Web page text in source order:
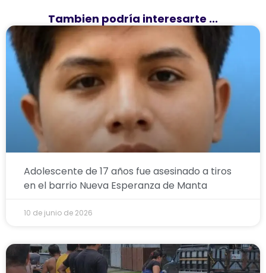
Tambien podría interesarte ...
Adolescente de 17 años fue asesinado a tiros
en el barrio Nueva Esperanza de Manta
10 de junio de 2026